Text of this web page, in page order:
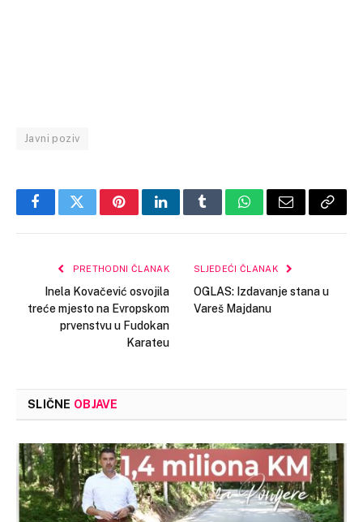
Javni poziv
FacebookTwitterPinterestLinkedInTumblrWhatsApp
Email Copy
PRETHODNI ČLANAK
Inela Kovačević osvojila
treće mjesto na Evropskom
prvenstvu u Fudokan
Karateu
SLJEDEĆI ČLANAK
OGLAS: Izdavanje stana u
Vareš Majdanu
SLIČNE OBJAVE